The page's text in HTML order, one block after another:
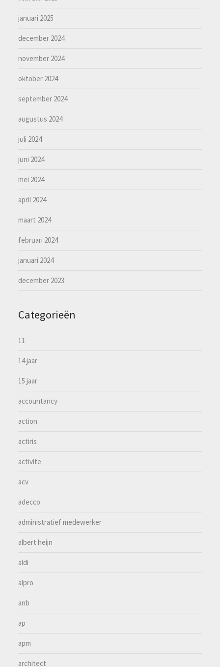
januari 2025
december 2024
november 2024
oktober 2024
september 2024
augustus 2024
juli 2024
juni 2024
mei 2024
april 2024
maart 2024
februari 2024
januari 2024
december 2023
Categorieën
11
14 jaar
15 jaar
accountancy
action
actiris
activite
acv
adecco
administratief medewerker
albert heijn
aldi
alpro
anb
ap
apm
architect